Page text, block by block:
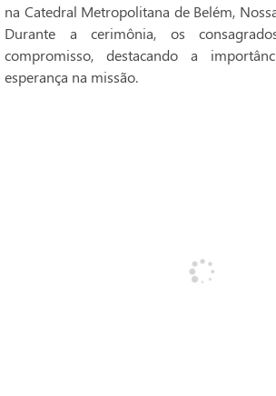
na Catedral Metropolitana de Belém,
Durante a cerimônia, os
compromisso, destacando a
esperança na missão.